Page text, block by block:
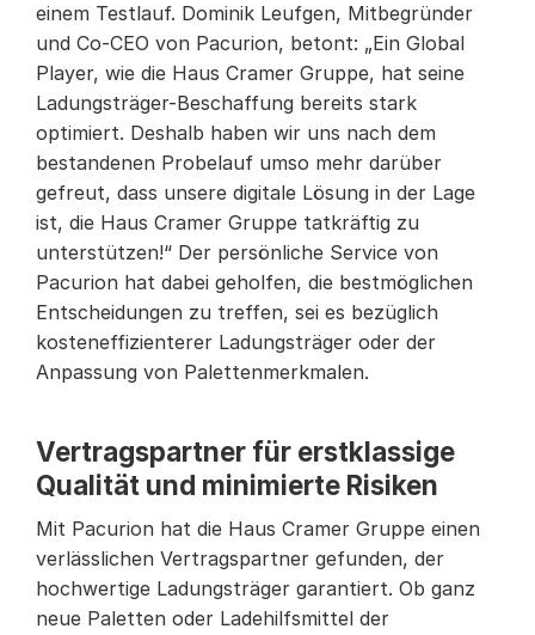
einem Testlauf. Dominik Leufgen, Mitbegründer
und Co-CEO von Pacurion, betont: „Ein Global
Player, wie die Haus Cramer Gruppe, hat seine
Ladungsträger-Beschaffung bereits stark
optimiert. Deshalb haben wir uns nach dem
bestandenen Probelauf umso mehr darüber
gefreut, dass unsere digitale Lösung in der Lage
ist, die Haus Cramer Gruppe tatkräftig zu
unterstützen!“ Der persönliche Service von
Pacurion hat dabei geholfen, die bestmöglichen
Entscheidungen zu treffen, sei es bezüglich
kosteneffizienterer Ladungsträger oder der
Anpassung von Palettenmerkmalen.
Vertragspartner für erstklassige
Qualität und minimierte Risiken
Mit Pacurion hat die Haus Cramer Gruppe einen
verlässlichen Vertragspartner gefunden, der
hochwertige Ladungsträger garantiert. Ob ganz
neue Paletten oder Ladehilfsmittel der